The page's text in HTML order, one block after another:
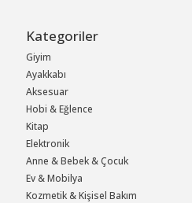
Kategoriler
Giyim
Ayakkabı
Aksesuar
Hobi & Eğlence
Kitap
Elektronik
Anne & Bebek & Çocuk
Ev & Mobilya
Kozmetik & Kişisel Bakım